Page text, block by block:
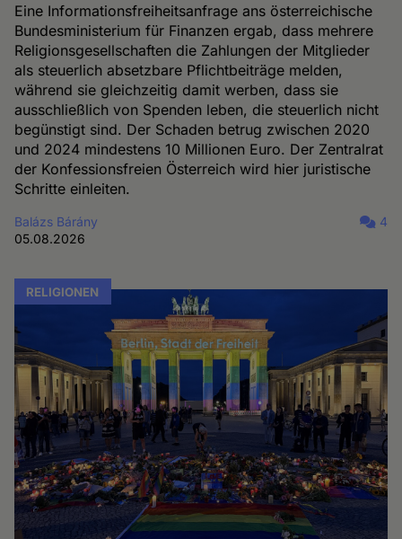
Eine Informationsfreiheitsanfrage ans österreichische
Bundesministerium für Finanzen ergab, dass mehrere
Religionsgesellschaften die Zahlungen der Mitglieder
als steuerlich absetzbare Pflichtbeiträge melden,
während sie gleichzeitig damit werben, dass sie
ausschließlich von Spenden leben, die steuerlich nicht
begünstigt sind. Der Schaden betrug zwischen 2020
und 2024 mindestens 10 Millionen Euro. Der Zentralrat
der Konfessionsfreien Österreich wird hier juristische
Schritte einleiten.
Balázs Bárány
05.08.2026
4
RELIGIONEN